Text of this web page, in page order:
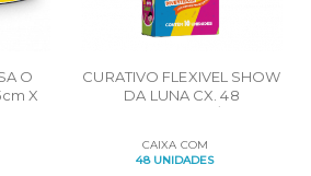
O
X
CURATIVO FLEXIVEL SHOW
DA LUNA CX. 48
CAIXA COM
48 UNIDADES